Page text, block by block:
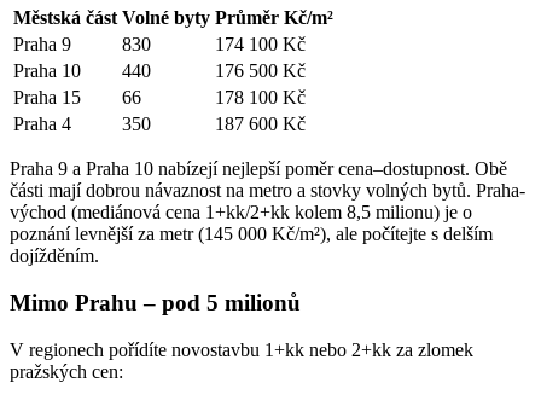
Městská část Volné byty Průměr Kč/m²
Praha 9
830
174 100 Kč
Praha 10
440
176 500 Kč
Praha 15
66
178 100 Kč
Praha 4
350 187 600 Kč
Praha 9 a Praha 10 nabízejí nejlepší poměr cena–dostupnost. Obě
části mají dobrou návaznost na metro a stovky volných bytů. Praha-
východ (mediánová cena 1+kk/2+kk kolem 8,5 milionu) je o
poznání levnější za metr (145 000 Kč/m²), ale počítejte s delším
dojížděním.
Mimo Prahu – pod 5 milionů
V regionech pořídíte novostavbu 1+kk nebo 2+kk za zlomek
pražských cen: